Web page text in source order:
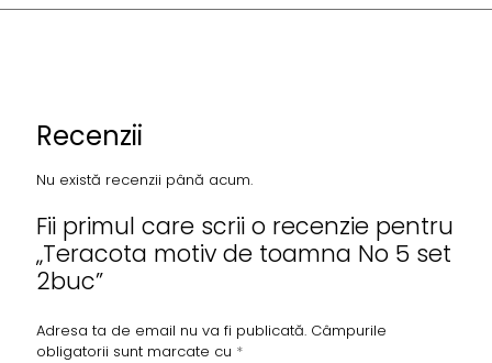
Recenzii
Nu există recenzii până acum.
Fii primul care scrii o recenzie pentru
„Teracota motiv de toamna No 5 set
2buc”
Adresa ta de email nu va fi publicată. Câmpurile
obligatorii sunt marcate cu *